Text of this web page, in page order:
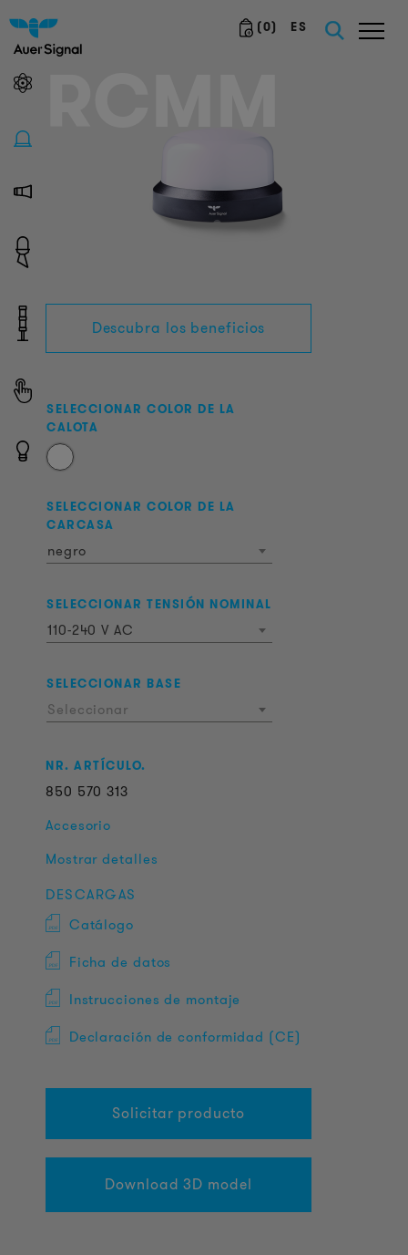
(0) ES
Descubra los beneficios
SELECCIONAR COLOR DE LA
CALOTA
SELECCIONAR COLOR DE LA
CARCASA
negro
SELECCIONAR TENSIÓN NOMINAL
110-240 V AC
SELECCIONAR BASE
Seleccionar
NR. ARTÍCULO.
850 570 313
Accesorio
Mostrar detalles
DESCARGAS
Catálogo
Ficha de datos
Instrucciones de montaje
Declaración de conformidad (CE)
Solicitar producto
Download 3D model